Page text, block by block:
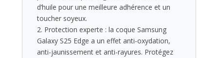
d’huile pour une meilleure adhérence et un
toucher soyeux.
2. Protection experte : la coque Samsung
Galaxy S25 Edge a un effet anti-oxydation,
anti-jaunissement et anti-rayures. Protégez